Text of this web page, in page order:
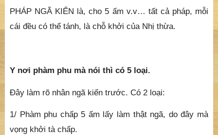
PHÁP NGÃ KIẾN là, cho 5 ấm v.v… tất cả pháp, mỗi
cái đều có thể tánh, là chỗ khởi của Nhị thừa.
Y nơi phàm phu mà nói thì có 5 loại.
Đây làm rõ nhân ngã kiến trước. Có 2 loại:
1/ Phàm phu chấp 5 ấm lấy làm thật ngã, do đây mà
vọng khởi tà chấp.